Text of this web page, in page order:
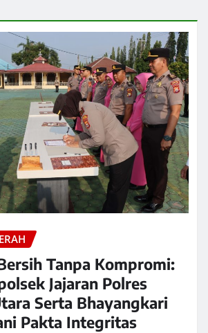
Tanpa Kompromi:
Jajaran Polres
Serta Bhayangkari
Pakta Integritas